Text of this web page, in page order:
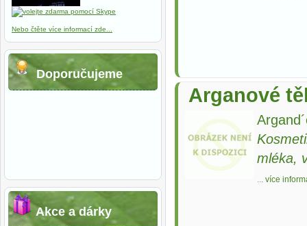
Arganové
mléka,
... více
Nebo čtěte více informací zde...
Doporučujeme
Akce a dárky